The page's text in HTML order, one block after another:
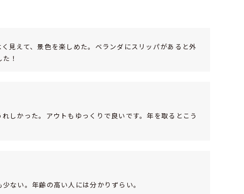
見えて、景色を楽しめた。ベランダにスリッパがあると外
！
しかった。アウトもゆっくりで良いです。年を取るとこう
ない。年齢の高い人には分かりずらい。